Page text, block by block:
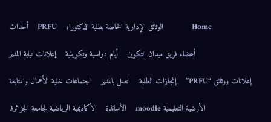
Home الوثائق الإدارية الخاصة بطلبة الدكتوراه PRFU
أحداث
أعضاء فريق ميدان التكوين
أيام دراسية وتكوينية
إعلانات نيابة المدير
إعلانات ووثائق “PRFU”
إنجازات الطلبة اتصل بالمدير
اجتماعات خلية الأعمال والمتابعة
الأرضية التعليمية moodle
الأساتذة
الأكاديمية الرياضية لجامعة الجزائر3